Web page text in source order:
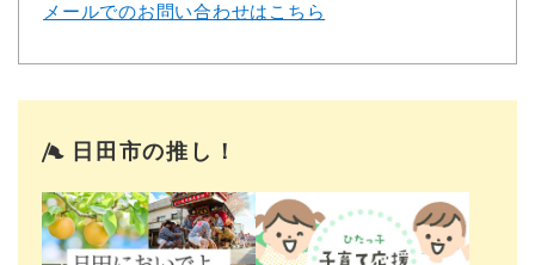
メールでのお問い合わせはこちら
日田市の推し！